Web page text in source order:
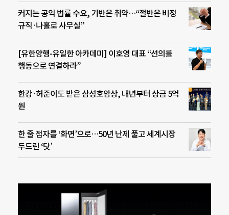
커지는 공익 법률 수요, 기반은 취약…“절반은 비정
규직·나홀로 사무실”
[유한양행-유일한 아카데미] 이호영 대표 “선의를
행동으로 연결하라”
한강·허준이도 받은 삼성호암상, 내년부터 상금 5억
원
한 줄 점자를 ‘화면’으로…50년 난제 풀고 세계시장
두드린 ‘닷’